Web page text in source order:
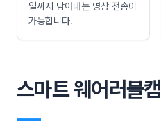
일까지 담아내는 영상 전송이
가능합니다.
스마트 웨어러블캠
―